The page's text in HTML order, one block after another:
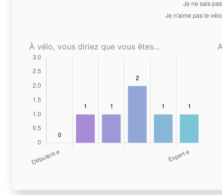
À vélo, vous diriez que vous êtes...